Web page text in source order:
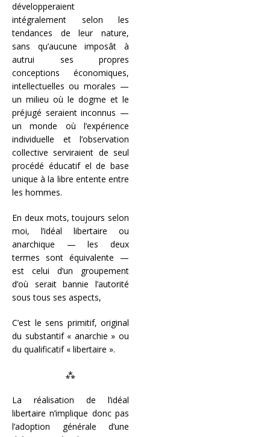
développeraient
intégralement selon les
tendances de leur nature,
sans qu’aucune imposât à
autrui ses propres
conceptions économiques,
intellectuelles ou morales —
un milieu où le dogme et le
préjugé seraient inconnus —
un monde où l’expérience
individuelle et l’observation
collective serviraient de seul
procédé éducatif el de base
unique à la libre entente entre
les hommes.
En deux mots, toujours selon
moi, l’idéal libertaire ou
anarchique — les deux
termes sont équivalente —
est celui d’un groupement
d’où serait bannie l’autorité
sous tous ses aspects,
C’est le sens primitif, original
du substantif « anarchie » ou
du qualificatif « libertaire ».
⁂
La réalisation de l’idéal
libertaire n’implique donc pas
l’adoption générale d’une